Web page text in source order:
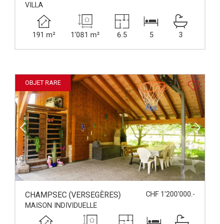
VILLA
191 m² 1'081 m² 6.5 5 3
OBJET RARE
CHAMPSEC (VERSEGÈRES)
CHF 1'200'000.-
MAISON INDIVIDUELLE